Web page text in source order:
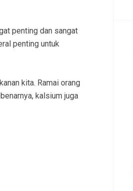
penting dan sangat
penting untuk
kita. Ramai orang
kalsium juga